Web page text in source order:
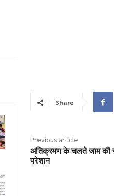
Share
Previous article
अतिक्रमण के चलते जाम की
परेशान